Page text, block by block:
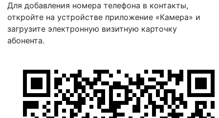
Для добавления номера телефона в контакты,
откройте на устройстве приложение «Камера» и
загрузите электронную визитную карточку
абонента.